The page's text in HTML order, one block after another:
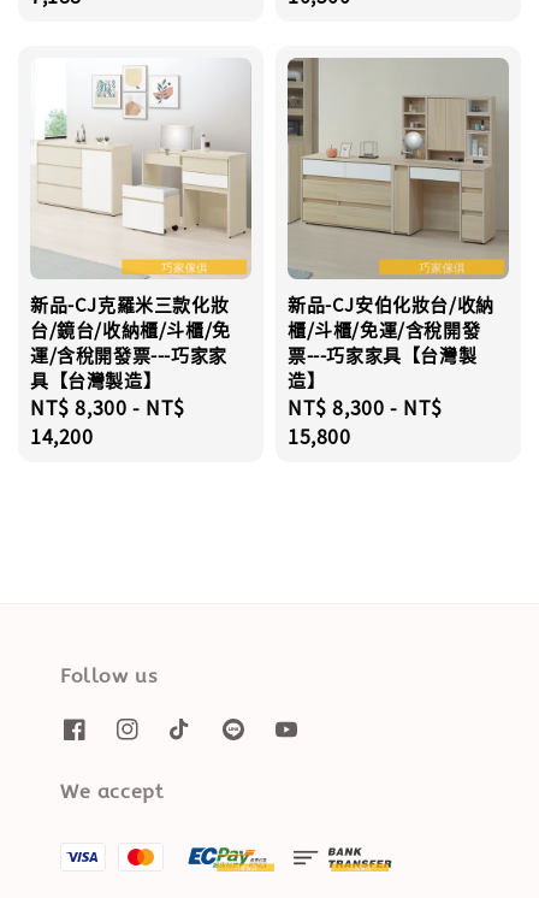
新品-CJ克羅米三款化妝
台/鏡台/收納櫃/斗櫃/免
運/含稅開發票---巧家家
具【台灣製造】
Regular
price
NT$ 8,300 - NT$
14,200
新品-CJ安伯化妝台/收納
櫃/斗櫃/免運/含稅開發
票---巧家家具【台灣製
造】
Regular
price
NT$ 8,300 - NT$
15,800
Follow us
We accept